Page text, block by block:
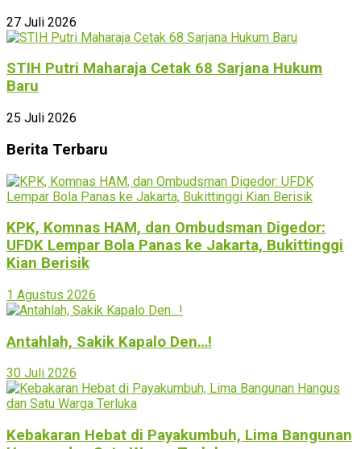
27 Juli 2026
STIH Putri Maharaja Cetak 68 Sarjana Hukum
Baru
25 Juli 2026
Berita Terbaru
KPK, Komnas HAM, dan Ombudsman Digedor:
UFDK Lempar Bola Panas ke Jakarta, Bukittinggi
Kian Berisik
1 Agustus 2026
Antahlah, Sakik Kapalo Den…!
30 Juli 2026
Kebakaran Hebat di Payakumbuh, Lima Bangunan